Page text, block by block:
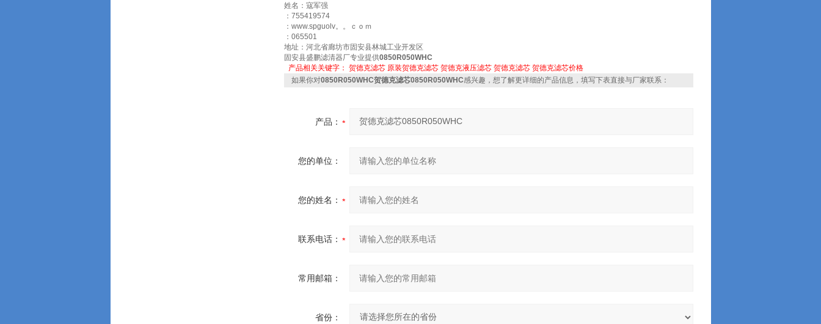
姓名：寇军强
：755419574
：www.spguolv。。ｃｏｍ
：065501
地址：河北省廊坊市固安县林城工业开发区
固安县盛鹏滤清器厂专业提供0850R050WHC
产品相关关键字： 贺德克滤芯 原装贺德克滤芯 贺德克液压滤芯 贺德克滤芯 贺德克滤芯价格
如果你对0850R050WHC贺德克滤芯0850R050WHC感兴趣，想了解更详细的产品信息，填写下表直接与厂家联系：
产品：
您的单位：
您的姓名：
联系电话：
常用邮箱：
省份：